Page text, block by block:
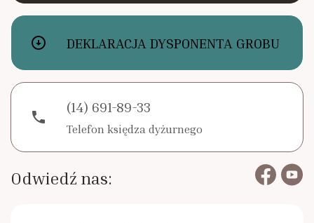
arrow_circle_down DEKLARACJA DYSPONENTA GROBU
phone
(14) 691-89-33
Telefon księdza dyżurnego
Odwiedź nas: